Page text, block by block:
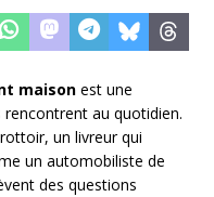
maison est une
au quotidien.
un livreur qui
un automobiliste de
des questions